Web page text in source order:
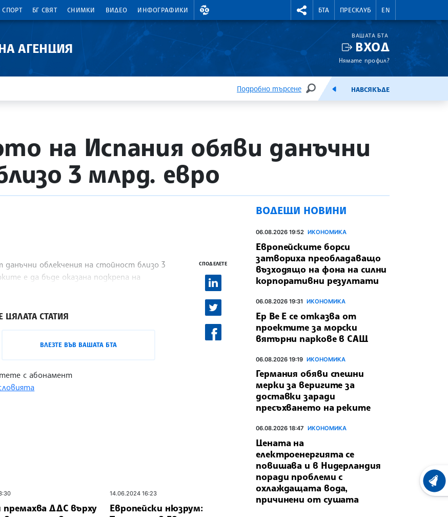
СПОРТ БГ СВЯТ СНИМКИ ВИДЕО ИНФОГРАФИКИ
ВАЛУТНИ КУРСОВЕ RIGHTMENU.SOCIAL
БТА ПРЕСКЛУБ EN
АГЕНЦИЯ
ВАШАТА БТА
ВХОД
Нямате профил?
Подробно търсене
ТЪРСЕНЕЕМИСИЯНАВСЯКЪДЕ
на Испания обяви данъчни
3 млрд. евро
облекчения на стойност близо 3
е да бъде оказана подкрепа на
ЦЯЛАТА СТАТИЯ
ВЛЕЗТЕ ВЪВ ВАШАТА БТА
с абонамент
СПОДЕЛЕТЕ
премахва ДДС върху
14.06.2024 16:23
Европейски нюзрум:
ВОДЕЩИ НОВИНИ
06.08.2026 19:52 ИКОНОМИКА
Европейските борси
затвориха преобладаващо
възходящо на фона на силни
корпоративни резултати
06.08.2026 19:31 ИКОНОМИКА
Ер Ве Е се отказва от
проектите за морски
вятърни паркове в САЩ
06.08.2026 19:19 ИКОНОМИКА
Германия обяви спешни
мерки за веригите за
доставки заради
пресъхването на реките
06.08.2026 18:47 ИКОНОМИКА
Цената на
електроенергията се
повишава и в Нидерландия
поради проблеми с
охлаждащата вода,
причинени от сушата